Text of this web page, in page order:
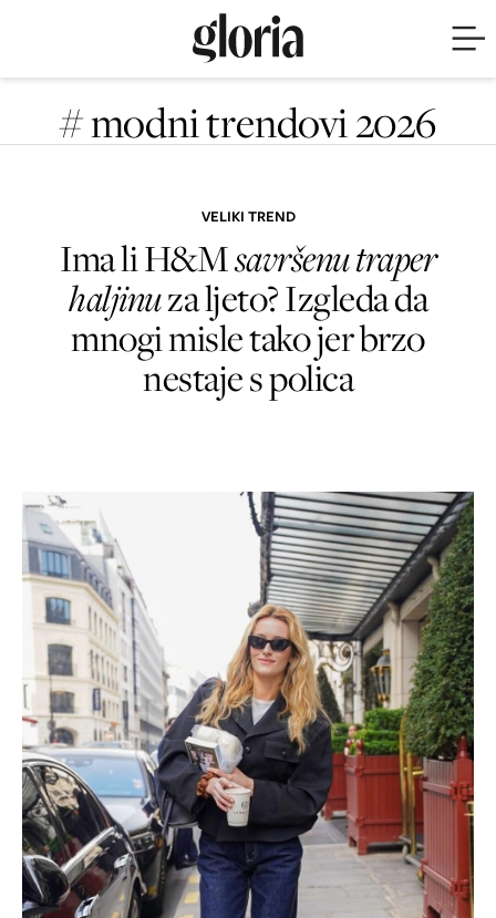
# modni trendovi 2026
VELIKI TREND
Ima li H&Msavršenu traper
haljinuza ljeto? Izgleda da
mnogi misle tako jer brzo
nestaje s polica